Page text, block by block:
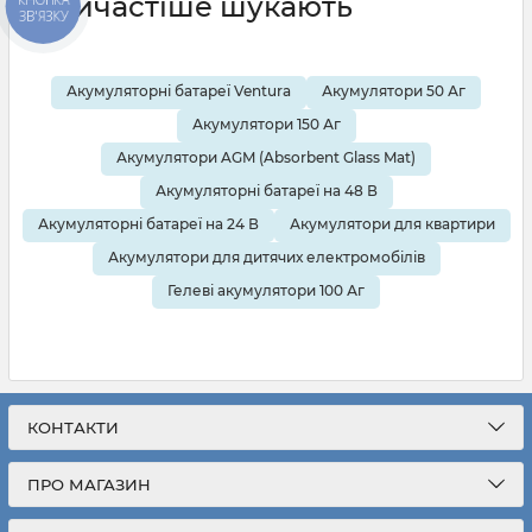
Акумуляторні батареї Ventura
Акумулятори 50 Аг
Акумулятори 150 Аг
Акумулятори AGM (Absorbent Glass Mat)
Акумуляторні батареї на 48 В
Акумуляторні батареї на 24 В
Акумулятори для квартири
Акумулятори для дитячих електромобілів
Гелеві акумулятори 100 Аг
КОНТАКТИ
ПРО МАГАЗИН
ЗВ'ЯЗКУ